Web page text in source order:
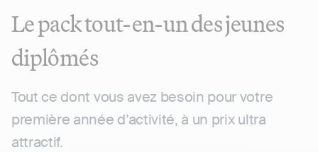
Le pack tout-en-un des jeunes
diplômés
Tout ce dont vous avez besoin pour votre
première année d’activité, à un prix ultra
attractif.